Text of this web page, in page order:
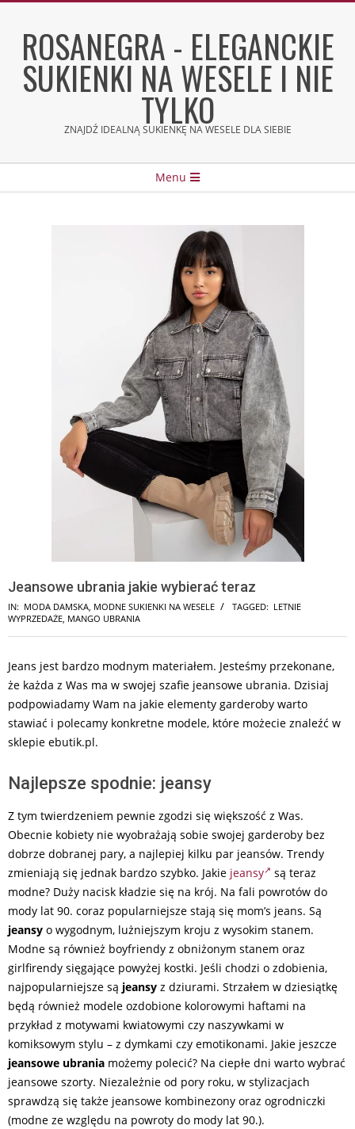
contentROSANEGRA - ELEGANCKIE
SUKIENKI NA WESELE I NIE
TYLKO
ZNAJDŹ IDEALNĄ SUKIENKĘ NA WESELE DLA SIEBIE
Menu
Jeansowe ubrania jakie wybierać teraz
IN: MODA DAMSKA, MODNE SUKIENKI NA WESELE TAGGED: LETNIE
WYPRZEDAŻE, MANGO UBRANIA
Jeans jest bardzo modnym materiałem. Jesteśmy przekonane,
że każda z Was ma w swojej szafie jeansowe ubrania. Dzisiaj
podpowiadamy Wam na jakie elementy garderoby warto
stawiać i polecamy konkretne modele, które możecie znaleźć w
sklepie ebutik.pl.
Najlepsze spodnie: jeansy
Z tym twierdzeniem pewnie zgodzi się większość z Was.
Obecnie kobiety nie wyobrażają sobie swojej garderoby bez
dobrze dobranej pary, a najlepiej kilku par jeansów. Trendy
zmieniają się jednak bardzo szybko. Jakie jeansy
są teraz
modne? Duży nacisk kładzie się na krój. Na fali powrotów do
mody lat 90. coraz popularniejsze stają się mom’s jeans. Są
jeansy o wygodnym, lużniejszym kroju z wysokim stanem.
Modne są również boyfriendy z obniżonym stanem oraz
girlfirendy sięgające powyżej kostki. Jeśli chodzi o zdobienia,
najpopularniejsze są jeansy z dziurami. Strzałem w dziesiątkę
będą również modele ozdobione kolorowymi haftami na
przykład z motywami kwiatowymi czy naszywkami w
komiksowym stylu – z dymkami czy emotikonami. Jakie jeszcze
jeansowe ubrania możemy polecić? Na ciepłe dni warto wybrać
jeansowe szorty. Niezależnie od pory roku, w stylizacjach
sprawdzą się także jeansowe kombinezony oraz ogrodniczki
(modne ze względu na powroty do mody lat 90.).